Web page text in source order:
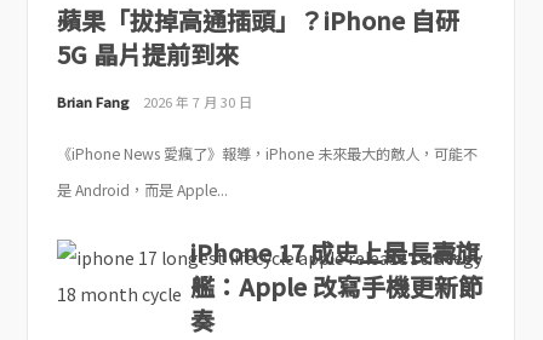
蘋果「拔掉高通插頭」？iPhone 自研
5G 晶片提前到來
Brian Fang 2026 年 7 月 30 日
《iPhone News 愛瘋了》報導，iPhone 未來最大的敵人，可能不
是 Android，而是 Apple...
iPhone 17 成史上最長壽旗
艦：Apple 改寫手機更新節
奏